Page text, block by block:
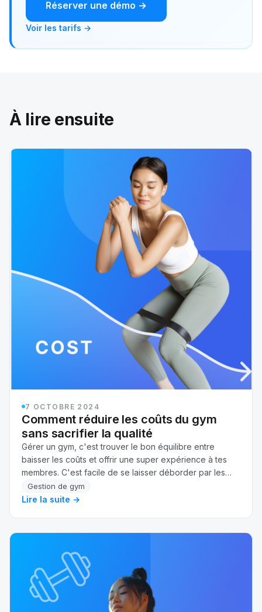
Réserver une démo →
Voir les tarifs →
À lire ensuite
7 OCTOBRE 2024
Comment réduire les coûts du gym
sans sacrifier la qualité
Gérer un gym, c'est trouver le bon équilibre entre
baisser les coûts et offrir une super expérience à tes
membres. C'est facile de se laisser déborder par les
dépenses, que ce soit les factures d'élec…
Gestion de gym
Lire la suite →